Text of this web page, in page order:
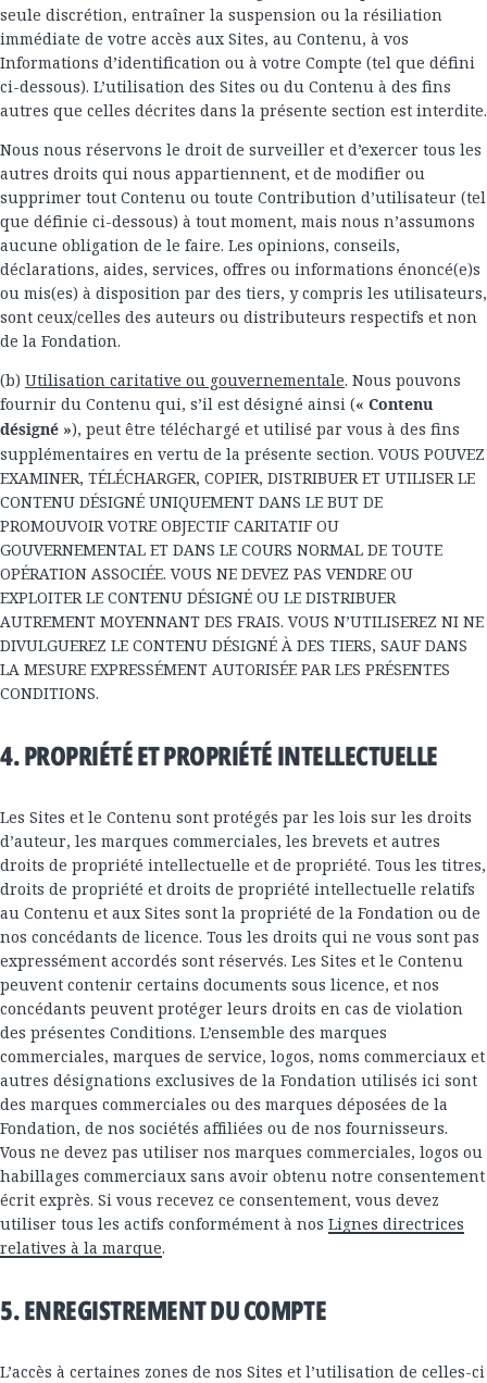
seule discrétion, entraîner la suspension ou la résiliation
immédiate de votre accès aux Sites, au Contenu, à vos
Informations d’identification ou à votre Compte (tel que défini
ci-dessous). L’utilisation des Sites ou du Contenu à des fins
autres que celles décrites dans la présente section est interdite.
Nous nous réservons le droit de surveiller et d’exercer tous les
autres droits qui nous appartiennent, et de modifier ou
supprimer tout Contenu ou toute Contribution d’utilisateur (tel
que définie ci-dessous) à tout moment, mais nous n’assumons
aucune obligation de le faire. Les opinions, conseils,
déclarations, aides, services, offres ou informations énoncé(e)s
ou mis(es) à disposition par des tiers, y compris les utilisateurs,
sont ceux/celles des auteurs ou distributeurs respectifs et non
de la Fondation.
(b) Utilisation caritative ou gouvernementale. Nous pouvons
fournir du Contenu qui, s’il est désigné ainsi (« Contenu
désigné »), peut être téléchargé et utilisé par vous à des fins
supplémentaires en vertu de la présente section. VOUS POUVEZ
EXAMINER, TÉLÉCHARGER, COPIER, DISTRIBUER ET UTILISER LE
CONTENU DÉSIGNÉ UNIQUEMENT DANS LE BUT DE
PROMOUVOIR VOTRE OBJECTIF CARITATIF OU
GOUVERNEMENTAL ET DANS LE COURS NORMAL DE TOUTE
OPÉRATION ASSOCIÉE. VOUS NE DEVEZ PAS VENDRE OU
EXPLOITER LE CONTENU DÉSIGNÉ OU LE DISTRIBUER
AUTREMENT MOYENNANT DES FRAIS. VOUS N’UTILISEREZ NI NE
DIVULGUEREZ LE CONTENU DÉSIGNÉ À DES TIERS, SAUF DANS
LA MESURE EXPRESSÉMENT AUTORISÉE PAR LES PRÉSENTES
CONDITIONS.
4. PROPRIÉTÉ ET PROPRIÉTÉ INTELLECTUELLE
Les Sites et le Contenu sont protégés par les lois sur les droits
d’auteur, les marques commerciales, les brevets et autres
droits de propriété intellectuelle et de propriété. Tous les titres,
droits de propriété et droits de propriété intellectuelle relatifs
au Contenu et aux Sites sont la propriété de la Fondation ou de
nos concédants de licence. Tous les droits qui ne vous sont pas
expressément accordés sont réservés. Les Sites et le Contenu
peuvent contenir certains documents sous licence, et nos
concédants peuvent protéger leurs droits en cas de violation
des présentes Conditions. L’ensemble des marques
commerciales, marques de service, logos, noms commerciaux et
autres désignations exclusives de la Fondation utilisés ici sont
des marques commerciales ou des marques déposées de la
Fondation, de nos sociétés affiliées ou de nos fournisseurs.
Vous ne devez pas utiliser nos marques commerciales, logos ou
habillages commerciaux sans avoir obtenu notre consentement
écrit exprès. Si vous recevez ce consentement, vous devez
utiliser tous les actifs conformément à nos Lignes directrices
relatives à la marque.
5. ENREGISTREMENT DU COMPTE
L’accès à certaines zones de nos Sites et l’utilisation de celles-ci